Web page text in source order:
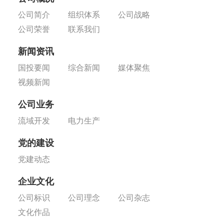
公司简介 组织体系
公司战略
公司荣誉
联系我们
新闻资讯
国投要闻 综合新闻
媒体聚焦
视频新闻
公司业务
流域开发 电力生产
党的建设
党建动态
企业文化
公司标识 公司理念
公司杂志
文化作品